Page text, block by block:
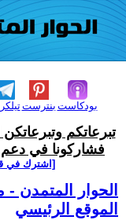
بنترست بودكاست
تبرعاتكم
فشاركونا في دعم
[اشترك في
الحوار المتمدن -
الموقع الرئيسي